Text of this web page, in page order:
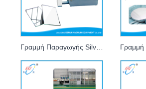
Γραμμή Παραγωγής Silver Mirror